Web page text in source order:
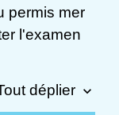
permis mer
l'examen
déplier keyboard_arrow_down